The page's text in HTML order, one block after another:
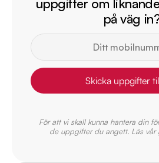
uppgifter om
på väg
Skicka uppgifter
För att vi skall kunna hantera din
de uppgifter du angett. Läs vår